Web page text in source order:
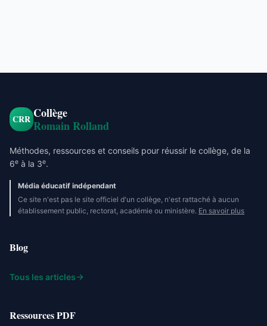
CRR Collège
Romain Rolland
Méthodes, ressources et conseils pour réussir le collège, de la
6e à la 3e.
Média éducatif indépendant
Ce site n'est pas le site officiel d'un collège, n'est rattaché à aucun
établissement public, rectorat, académie ou ministère. En savoir plus
Blog
Tous les articles
Ressources PDF